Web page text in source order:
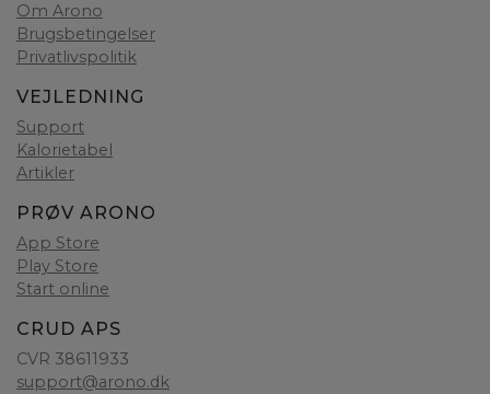
Om Arono
Brugsbetingelser
Privatlivspolitik
VEJLEDNING
Support
Kalorietabel
Artikler
PRØV ARONO
App Store
Play Store
Start online
CRUD APS
CVR 38611933
support@arono.dk